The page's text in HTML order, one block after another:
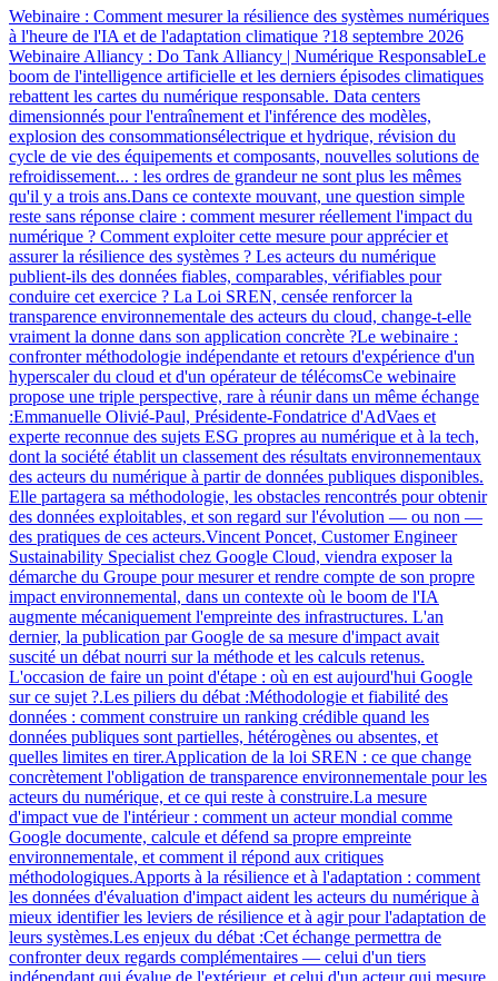
Webinaire : Comment mesurer la résilience des systèmes numériques
à l'heure de l'IA et de l'adaptation climatique ?18 septembre 2026
Webinaire Alliancy : Do Tank Alliancy | Numérique ResponsableLe
boom de l'intelligence artificielle et les derniers épisodes climatiques
rebattent les cartes du numérique responsable. Data centers
dimensionnés pour l'entraînement et l'inférence des modèles,
explosion des consommationsélectrique et hydrique, révision du
cycle de vie des équipements et composants, nouvelles solutions de
refroidissement... : les ordres de grandeur ne sont plus les mêmes
qu'il y a trois ans.Dans ce contexte mouvant, une question simple
reste sans réponse claire : comment mesurer réellement l'impact du
numérique ? Comment exploiter cette mesure pour apprécier et
assurer la résilience des systèmes ? Les acteurs du numérique
publient-ils des données fiables, comparables, vérifiables pour
conduire cet exercice ? La Loi SREN, censée renforcer la
transparence environnementale des acteurs du cloud, change-t-elle
vraiment la donne dans son application concrète ?Le webinaire :
confronter méthodologie indépendante et retours d'expérience d'un
hyperscaler du cloud et d'un opérateur de télécomsCe webinaire
propose une triple perspective, rare à réunir dans un même échange
:Emmanuelle Olivié-Paul, Présidente-Fondatrice d'AdVaes et
experte reconnue des sujets ESG propres au numérique et à la tech,
dont la société établit un classement des résultats environnementaux
des acteurs du numérique à partir de données publiques disponibles.
Elle partagera sa méthodologie, les obstacles rencontrés pour obtenir
des données exploitables, et son regard sur l'évolution — ou non —
des pratiques de ces acteurs.Vincent Poncet, Customer Engineer
Sustainability Specialist chez Google Cloud, viendra exposer la
démarche du Groupe pour mesurer et rendre compte de son propre
impact environnemental, dans un contexte où le boom de l'IA
augmente mécaniquement l'empreinte des infrastructures. L'an
dernier, la publication par Google de sa mesure d'impact avait
suscité un débat nourri sur la méthode et les calculs retenus.
L'occasion de faire un point d'étape : où en est aujourd'hui Google
sur ce sujet ?.Les piliers du débat :Méthodologie et fiabilité des
données : comment construire un ranking crédible quand les
données publiques sont partielles, hétérogènes ou absentes, et
quelles limites en tirer.Application de la loi SREN : ce que change
concrètement l'obligation de transparence environnementale pour les
acteurs du numérique, et ce qui reste à construire.La mesure
d'impact vue de l'intérieur : comment un acteur mondial comme
Google documente, calcule et défend sa propre empreinte
environnementale, et comment il répond aux critiques
méthodologiques.Apports à la résilience et à l'adaptation : comment
les données d'évaluation d'impact aident les acteurs du numérique à
mieux identifier les leviers de résilience et à agir pour l'adaptation de
leurs systèmes.Les enjeux du débat :Cet échange permettra de
confronter deux regards complémentaires — celui d'un tiers
indépendant qui évalue de l'extérieur, et celui d'un acteur qui mesure